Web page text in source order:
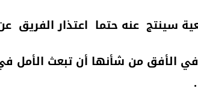
سينتج عنه حتما اعتذار الفريق
الأفق من شأنها أن تبعث الأمل